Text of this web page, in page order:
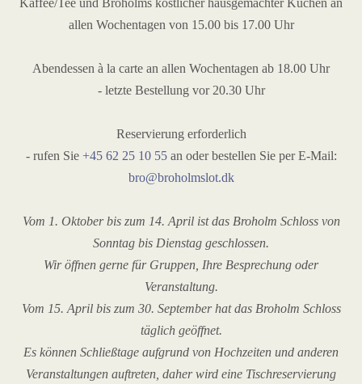
Kaffee/Tee und Broholms köstlicher hausgemachter Kuchen an
allen Wochentagen von 15.00 bis 17.00 Uhr
Abendessen à la carte an allen Wochentagen ab 18.00 Uhr
- letzte Bestellung vor 20.30 Uhr
Reservierung erforderlich
- rufen Sie +45 62 25 10 55an oder bestellen Sie per E-Mail:
bro@broholmslot.dk
Vom 1. Oktober bis zum 14. April ist das Broholm Schloss von
Sonntag bis Dienstag geschlossen.
Wir öffnen gerne für Gruppen, Ihre Besprechung oder
Veranstaltung.
Vom 15. April bis zum 30. September hat das Broholm Schloss
täglich geöffnet.
Es können Schließtage aufgrund von Hochzeiten und anderen
Veranstaltungen auftreten, daher wird eine Tischreservierung